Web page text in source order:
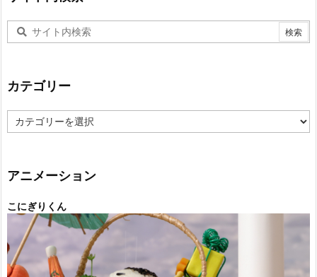
カテゴリー
テ
ー
アニメーション
こにぎりくん